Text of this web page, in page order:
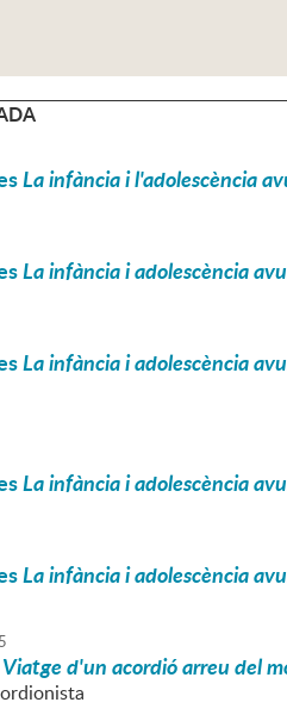
La infància i l'adolescència
La infància i adolescència
La infància i adolescència
La infància i adolescència
La infància i adolescència
Viatge d'un acordió arreu del